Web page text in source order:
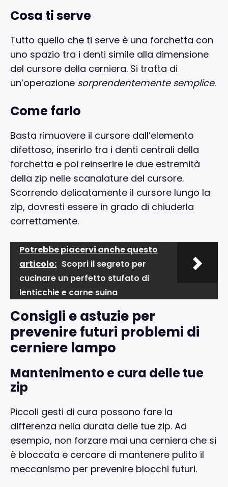
Cosa ti serve
Tutto quello che ti serve è una forchetta con
uno spazio tra i denti simile alla dimensione
del cursore della cerniera. Si tratta di
un’operazione sorprendentemente semplice.
Come farlo
Basta rimuovere il cursore dall’elemento
difettoso, inserirlo tra i denti centrali della
forchetta e poi reinserire le due estremità
della zip nelle scanalature del cursore.
Scorrendo delicatamente il cursore lungo la
zip, dovresti essere in grado di chiuderla
correttamente.
Potrebbe piacervi anche questo
articolo: Scopri il segreto per
cucinare un perfetto stufato di
lenticchie e carne suina
Consigli e astuzie per
prevenire futuri problemi di
cerniere lampo
Mantenimento e cura delle tue
zip
Piccoli gesti di cura possono fare la
differenza nella durata delle tue zip. Ad
esempio, non forzare mai una cerniera che si
è bloccata e cercare di mantenere pulito il
meccanismo per prevenire blocchi futuri.